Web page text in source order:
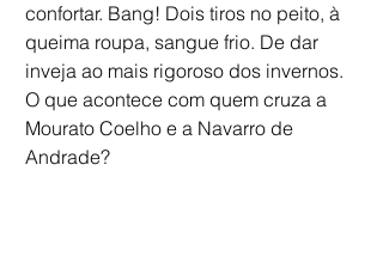
confortar. Bang! Dois tiros no peito, à
queima roupa, sangue frio. De dar
inveja ao mais rigoroso dos invernos.
O que acontece com quem cruza a
Mourato Coelho e a Navarro de
Andrade?